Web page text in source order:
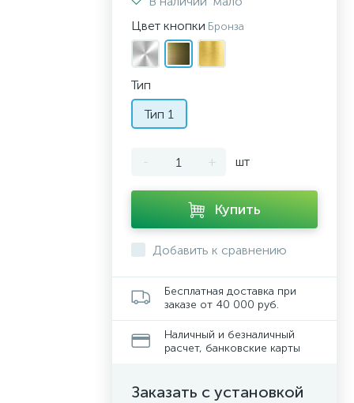
Цвет кнопки Бронза
Тип
Тип 1
- + шт
Купить
Добавить к сравнению
Бесплатная доставка при
заказе от 40 000 руб.
Наличный и безналичный
расчет, банковские карты
Заказать с установкой